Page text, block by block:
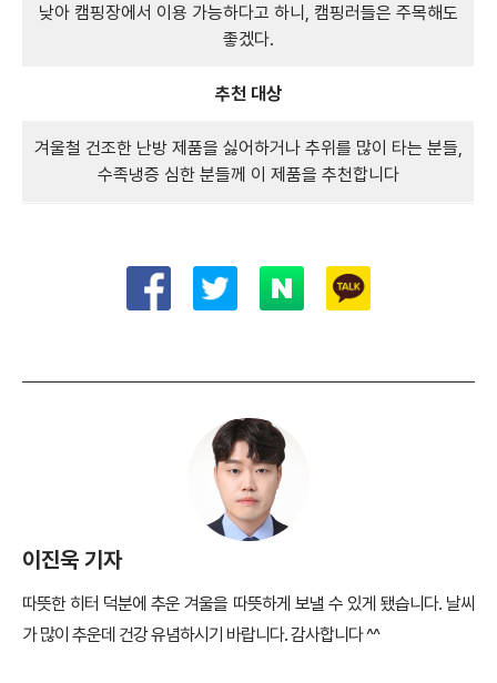
낮아 캠핑장에서 이용 가능하다고 하니, 캠핑러들은 주목해도
좋겠다.
추천 대상
겨울철 건조한 난방 제품을 싫어하거나 추위를 많이 타는 분들,
수족냉증 심한 분들께 이 제품을 추천합니다
이진욱 기자
따뜻한 히터 덕분에 추운 겨울을 따뜻하게 보낼 수 있게 됐습니다. 날씨
가 많이 추운데 건강 유념하시기 바랍니다. 감사합니다 ^^